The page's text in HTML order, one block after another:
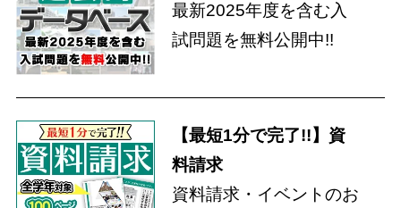
最新2025年度を含む入
試問題を無料公開中!!
【最短1分で完了!!】資
料請求
資料請求・イベントのお